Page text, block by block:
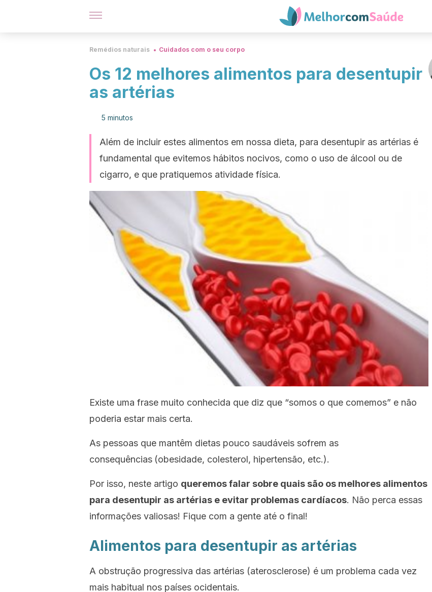
Remédios naturais Cuidados com o seu corpo
Os 12 melhores alimentos para desentupir
as artérias
5 minutos
Além de incluir estes alimentos em nossa dieta, para desentupir as artérias é
fundamental que evitemos hábitos nocivos, como o uso de álcool ou de
cigarro, e que pratiquemos atividade física.
Existe uma frase muito conhecida que diz que “somos o que comemos” e não
poderia estar mais certa.
As pessoas que mantêm dietas pouco saudáveis sofrem as
consequências (obesidade, colesterol, hipertensão, etc.).
Por isso, neste artigo queremos falar sobre quais são os melhores alimentos
para desentupir as artérias e evitar problemas cardíacos. Não perca essas
informações valiosas! Fique com a gente até o final!
Alimentos para desentupir as artérias
A obstrução progressiva das artérias (aterosclerose) é um problema cada vez
mais habitual nos países ocidentais.